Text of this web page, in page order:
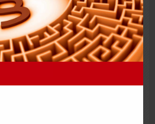
Dieser Vorgang vollzieht sich
Daher entsteht kein
als Wirtschaftsgut des
insoweit auch keine stillen
Verkaufsgewinn erhöhen